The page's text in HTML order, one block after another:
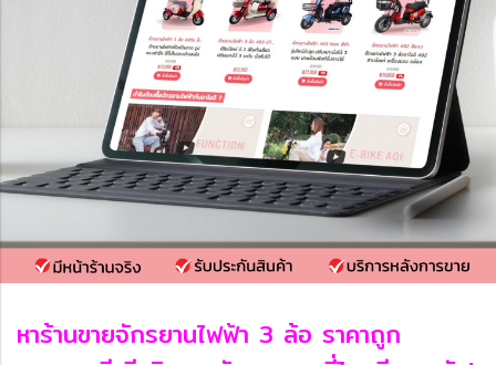
หาร้านขายจักรยานไฟฟ้า 3 ล้อ ราคาถูก